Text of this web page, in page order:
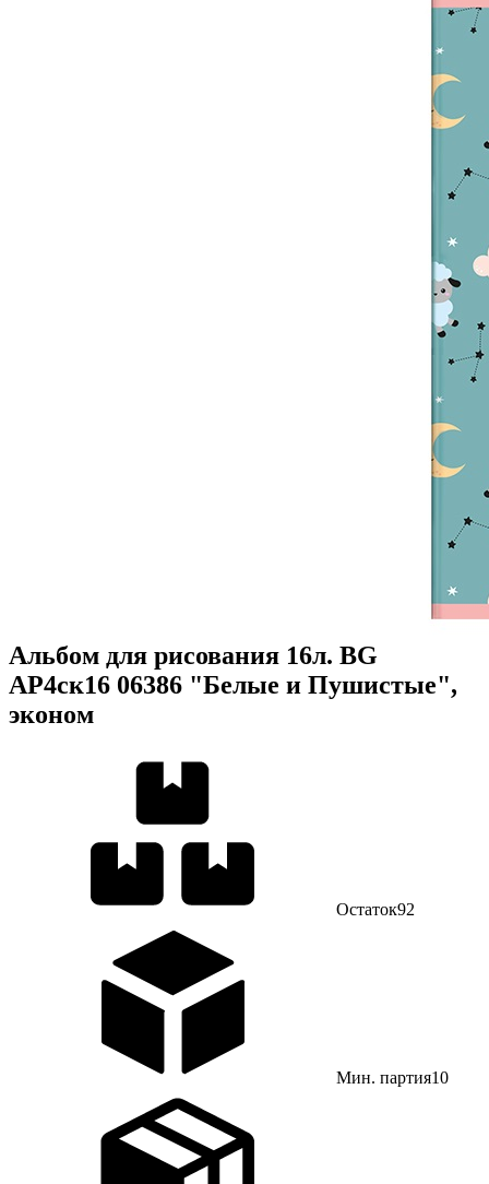
Альбом для рисования 16л. BG
АР4ск16 06386 "Белые и Пушистые",
эконом
Остаток92
Мин. партия10